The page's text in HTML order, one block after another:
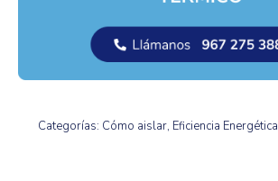
Categorías: Cómo aislar, Eficiencia Energética